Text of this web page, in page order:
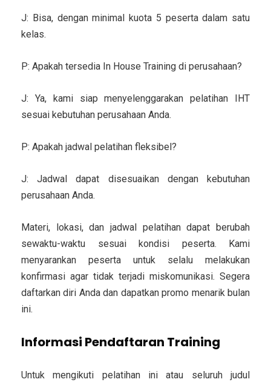
J: Bisa, dengan minimal kuota 5 peserta dalam satu
kelas.
P: Apakah tersedia In House Training di perusahaan?
J: Ya, kami siap menyelenggarakan pelatihan IHT
sesuai kebutuhan perusahaan Anda.
P: Apakah jadwal pelatihan fleksibel?
J: Jadwal dapat disesuaikan dengan kebutuhan
perusahaan Anda.
Materi, lokasi, dan jadwal pelatihan dapat berubah
sewaktu-waktu sesuai kondisi peserta. Kami
menyarankan peserta untuk selalu melakukan
konfirmasi agar tidak terjadi miskomunikasi. Segera
daftarkan diri Anda dan dapatkan promo menarik bulan
ini.
Informasi Pendaftaran Training
Untuk mengikuti pelatihan ini atau seluruh judul